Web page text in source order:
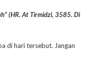
(HR. At Tirmidzi, 3585. Di
di hari tersebut. Jangan